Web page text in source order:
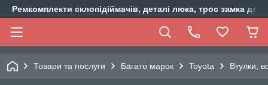
Ремкомплекти склопідіймачів, деталі люка, трос замка
Товари та послуги Багато марок Toyota Втулки,